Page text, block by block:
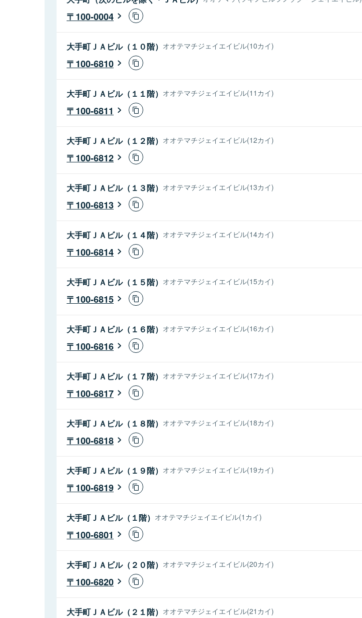
100-0004
大手町ＪＡビル（１０階） オオテマチジェイエイビル(10カイ)
100-6810
大手町ＪＡビル（１１階） オオテマチジェイエイビル(11カイ)
100-6811
大手町ＪＡビル（１２階） オオテマチジェイエイビル(12カイ)
100-6812
大手町ＪＡビル（１３階） オオテマチジェイエイビル(13カイ)
100-6813
大手町ＪＡビル（１４階） オオテマチジェイエイビル(14カイ)
100-6814
大手町ＪＡビル（１５階） オオテマチジェイエイビル(15カイ)
100-6815
大手町ＪＡビル（１６階） オオテマチジェイエイビル(16カイ)
100-6816
大手町ＪＡビル（１７階） オオテマチジェイエイビル(17カイ)
100-6817
大手町ＪＡビル（１８階） オオテマチジェイエイビル(18カイ)
100-6818
大手町ＪＡビル（１９階） オオテマチジェイエイビル(19カイ)
100-6819
大手町ＪＡビル（１階） オオテマチジェイエイビル(1カイ)
100-6801
大手町ＪＡビル（２０階） オオテマチジェイエイビル(20カイ)
100-6820
大手町ＪＡビル（２１階） オオテマチジェイエイビル(21カイ)